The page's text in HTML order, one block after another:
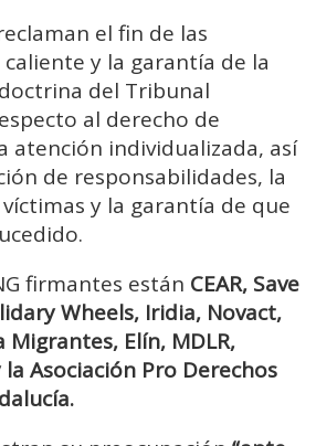
el fin de las
y la garantía de la
del Tribunal
al derecho de
atención individualizada, así
de responsabilidades, la
y la garantía de que
firmantes están CEAR, Save
Wheels, Iridia, Novact,
Migrantes, Elín, MDLR,
Asociación Pro Derechos